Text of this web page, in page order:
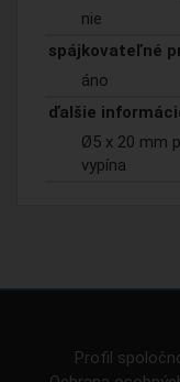
nie
spájkovateľné
áno
ďalšie
Ø5 x 20 mm
vypína
Profil